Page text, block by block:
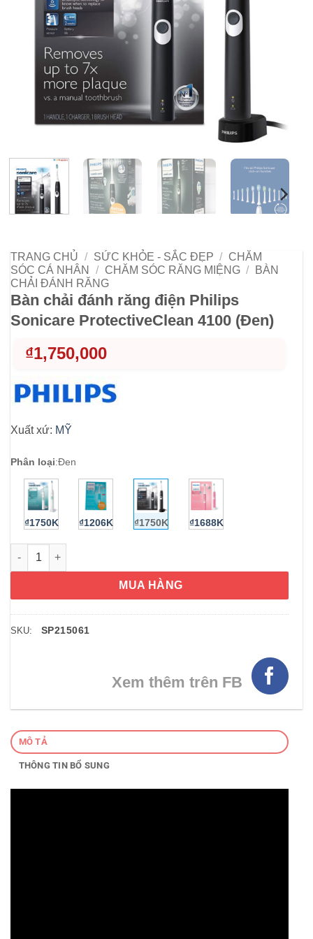
TRANG CHỦ / SỨC KHỎE - SẮC ĐẸP / CHĂM
SÓC CÁ NHÂN
/ CHĂM SÓC RĂNG MIỆNG /
BÀN
CHẢI ĐÁNH RĂNG
Bàn chải đánh răng điện Philips
Sonicare ProtectiveClean 4100 (Đen)
₫1,750,000
Xuất xứ: MỸ
Phân loại:Đen
₫1750K ₫1206K ₫1750K ₫1688K
Bàn chải đánh răng điện Philips Sonicare ProtectiveClean
MUA HÀNG
SKU: SP215061
Xem thêm trên FB
MÔ TẢ
THÔNG TIN BỔ SUNG